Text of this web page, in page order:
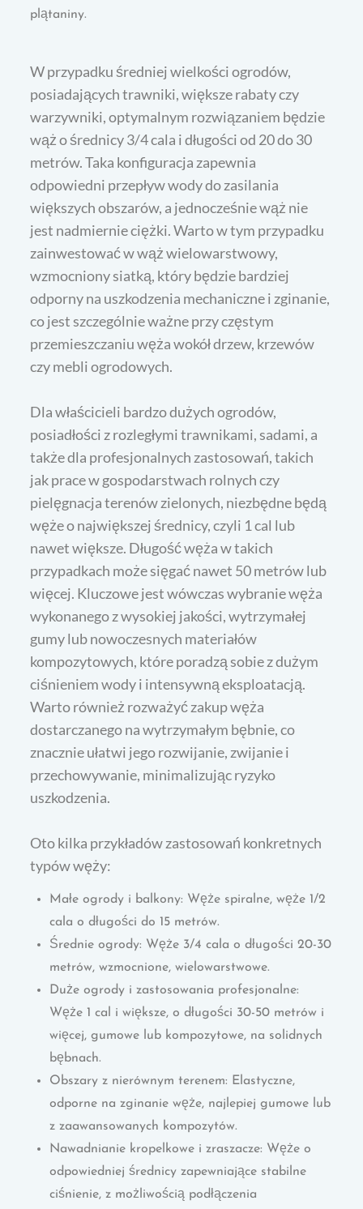
plątaniny.
W przypadku średniej wielkości ogrodów,
posiadających trawniki, większe rabaty czy
warzywniki, optymalnym rozwiązaniem będzie
wąż o średnicy 3/4 cala i długości od 20 do 30
metrów. Taka konfiguracja zapewnia
odpowiedni przepływ wody do zasilania
większych obszarów, a jednocześnie wąż nie
jest nadmiernie ciężki. Warto w tym przypadku
zainwestować w wąż wielowarstwowy,
wzmocniony siatką, który będzie bardziej
odporny na uszkodzenia mechaniczne i zginanie,
co jest szczególnie ważne przy częstym
przemieszczaniu węża wokół drzew, krzewów
czy mebli ogrodowych.
Dla właścicieli bardzo dużych ogrodów,
posiadłości z rozległymi trawnikami, sadami, a
także dla profesjonalnych zastosowań, takich
jak prace w gospodarstwach rolnych czy
pielęgnacja terenów zielonych, niezbędne będą
węże o największej średnicy, czyli 1 cal lub
nawet większe. Długość węża w takich
przypadkach może sięgać nawet 50 metrów lub
więcej. Kluczowe jest wówczas wybranie węża
wykonanego z wysokiej jakości, wytrzymałej
gumy lub nowoczesnych materiałów
kompozytowych, które poradzą sobie z dużym
ciśnieniem wody i intensywną eksploatacją.
Warto również rozważyć zakup węża
dostarczanego na wytrzymałym bębnie, co
znacznie ułatwi jego rozwijanie, zwijanie i
przechowywanie, minimalizując ryzyko
uszkodzenia.
Oto kilka przykładów zastosowań konkretnych
typów węży:
Małe ogrody i balkony: Węże spiralne, węże 1/2
cala o długości do 15 metrów.
Średnie ogrody: Węże 3/4 cala o długości 20-30
metrów, wzmocnione, wielowarstwowe.
Duże ogrody i zastosowania profesjonalne:
Węże 1 cal i większe, o długości 30-50 metrów i
więcej, gumowe lub kompozytowe, na solidnych
bębnach.
Obszary z nierównym terenem: Elastyczne,
odporne na zginanie węże, najlepiej gumowe lub
z zaawansowanych kompozytów.
Nawadnianie kropelkowe i zraszacze: Węże o
odpowiedniej średnicy zapewniające stabilne
ciśnienie, z możliwością podłączenia